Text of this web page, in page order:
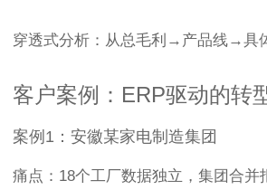
穿透式分析：从总毛利→产品线→具
客户案例：ERP驱动的转
案例1：安徽某家电制造集团
痛点：18个工厂数据独立，集团合并